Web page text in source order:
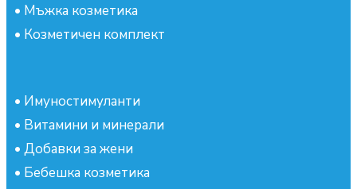
• Мъжка козметика
• Козметичен комплект
• Имуностимуланти
• Витамини и минерали
• Добавки за жени
• Бебешка козметика